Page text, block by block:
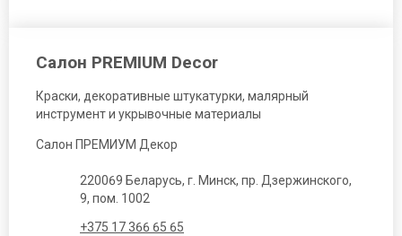
Салон PREMIUM Decor
Краски, декоративные штукатурки, малярный
инструмент и укрывочные материалы
Салон ПРЕМИУМ Декор
220069 Беларусь, г. Минск, пр. Дзержинского,
9, пом. 1002
+375 17 366 65 65